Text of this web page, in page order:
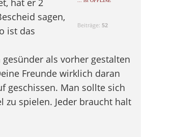
Beiträge: 52
hat er 2
sagen,
ist das
als vorher gestalten
Freunde wirklich daran
geschissen. Man sollte sich
zu spielen. Jeder braucht halt